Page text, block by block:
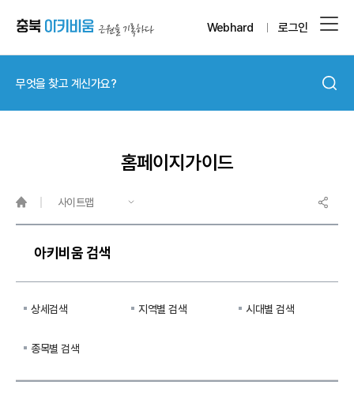
Webhard 로그인
홈페이지가이드
사이트맵
아키비움 검색
상세검색 지역별 검색 시대별 검색
종목별 검색